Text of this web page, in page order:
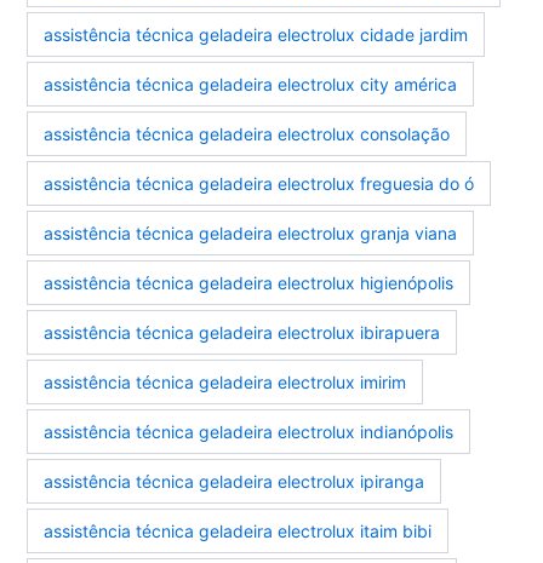
assistência técnica geladeira electrolux cidade jardim
assistência técnica geladeira electrolux city américa
assistência técnica geladeira electrolux consolação
assistência técnica geladeira electrolux freguesia do ó
assistência técnica geladeira electrolux granja viana
assistência técnica geladeira electrolux higienópolis
assistência técnica geladeira electrolux ibirapuera
assistência técnica geladeira electrolux imirim
assistência técnica geladeira electrolux indianópolis
assistência técnica geladeira electrolux ipiranga
assistência técnica geladeira electrolux itaim bibi